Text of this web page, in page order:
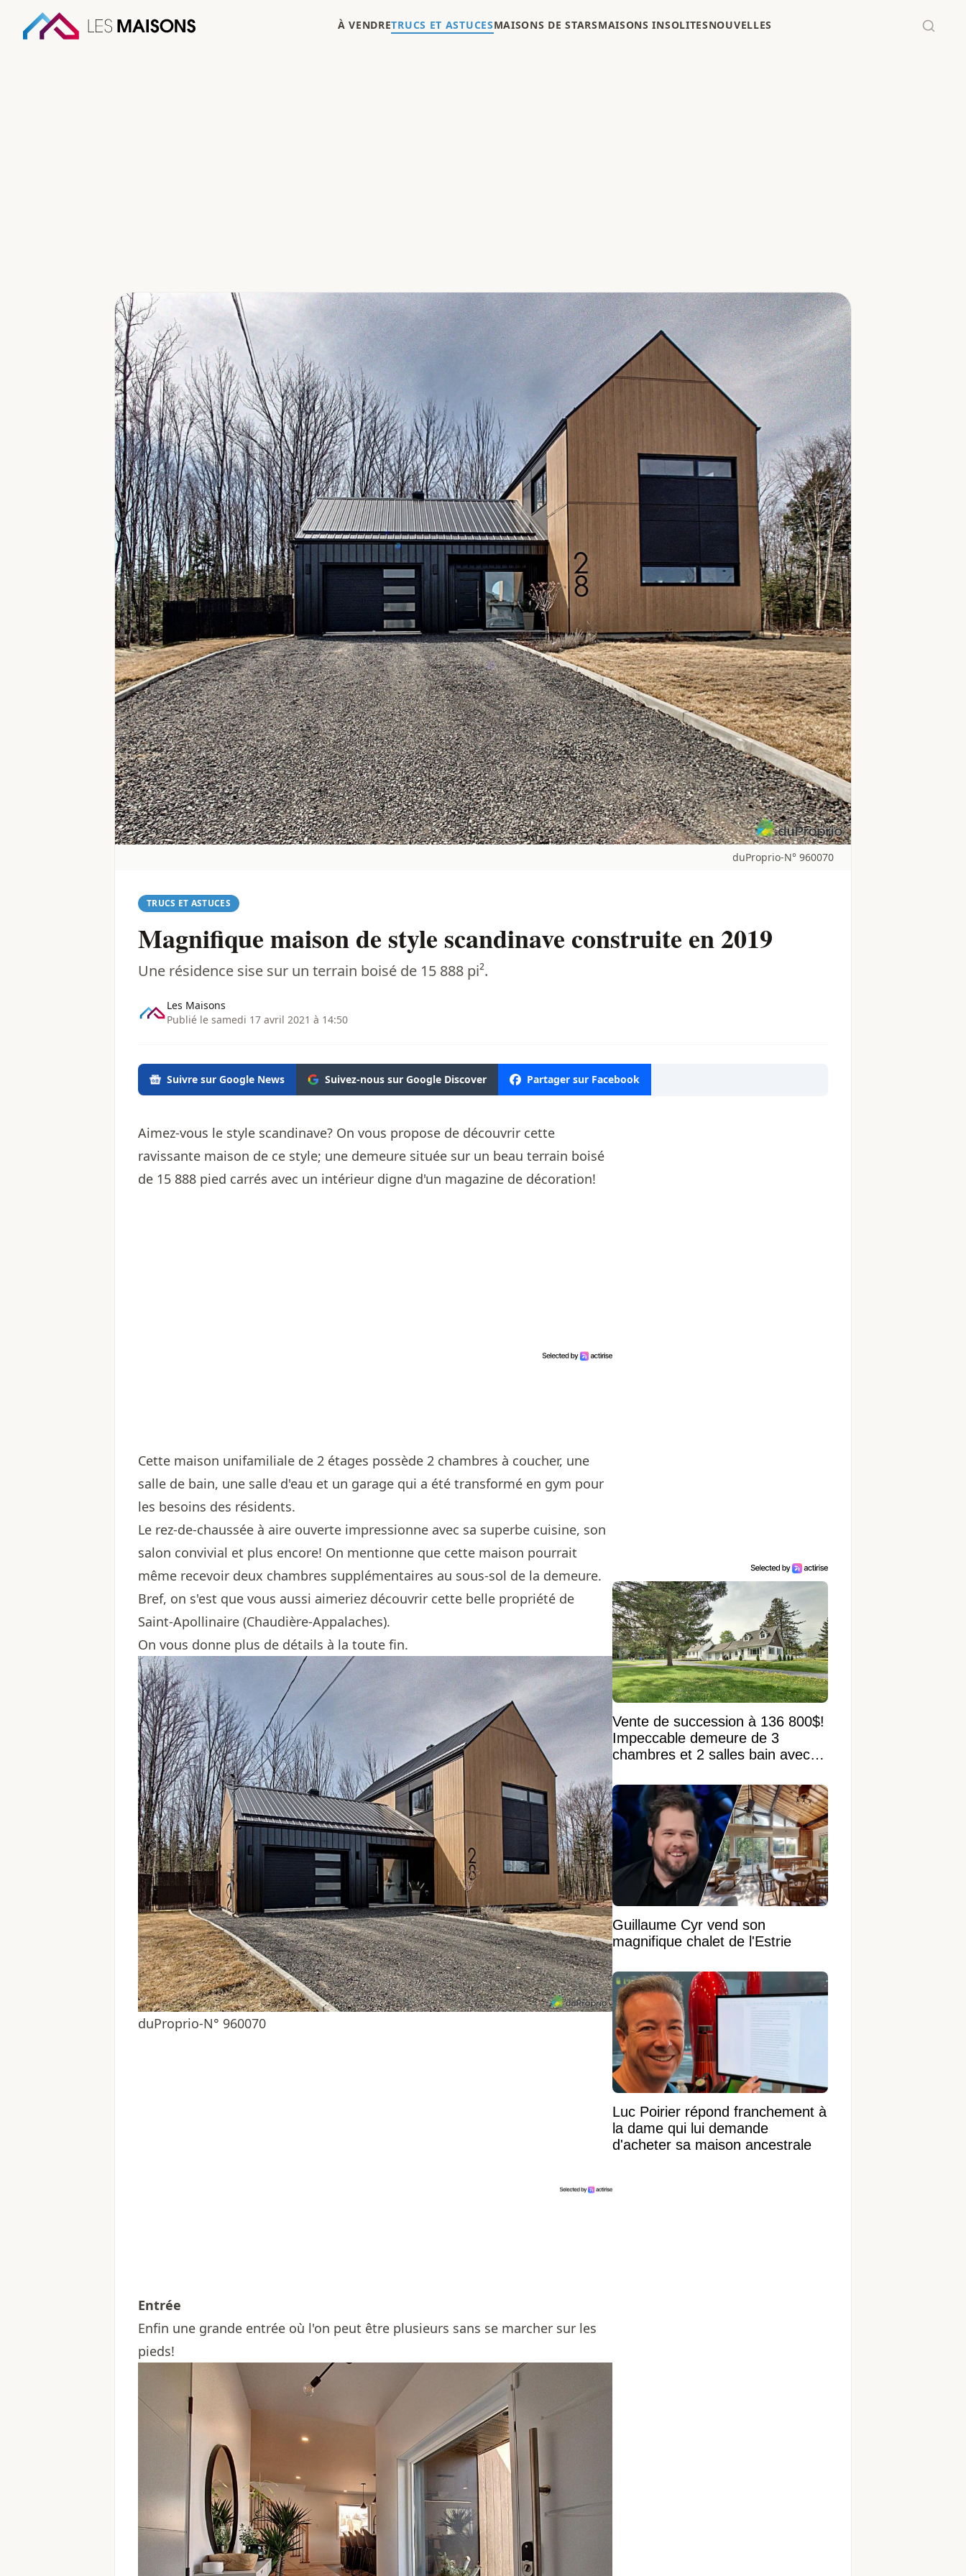
À VENDRETRUCS ET ASTUCESMAISONS DE STARSMAISONS INSOLITESNOUVELLES
duProprio-N° 960070
TRUCS ET ASTUCES
Magnifique maison de style scandinave construite en 2019
Une résidence sise sur un terrain boisé de 15 888 pi².
Les Maisons
Publié le samedi 17 avril 2021 à 14:50
Suivre sur Google News Suivez-nous sur Google Discover Partager sur Facebook
Aimez-vous le style scandinave? On vous propose de découvrir cette
ravissante maison de ce style; une demeure située sur un beau terrain boisé
de 15 888 pied carrés avec un intérieur digne d'un magazine de décoration!
Cette maison unifamiliale de 2 étages possède 2 chambres à coucher, une
salle de bain, une salle d'eau et un garage qui a été transformé en gym pour
les besoins des résidents.
Le rez-de-chaussée à aire ouverte impressionne avec sa superbe cuisine, son
salon convivial et plus encore! On mentionne que cette maison pourrait
même recevoir deux chambres supplémentaires au sous-sol de la demeure.
Bref, on s'est que vous aussi aimeriez découvrir cette belle propriété de
Saint-Apollinaire (Chaudière-Appalaches).
On vous donne plus de détails à la toute fin.
duProprio-N° 960070
Entrée
Enfin une grande entrée où l'on peut être plusieurs sans se marcher sur les
pieds!
Vente de succession à 136 800$!
Impeccable demeure de 3
chambres et 2 salles bain avec
Guillaume Cyr vend son
magnifique chalet de l'Estrie
Luc Poirier répond franchement à
la dame qui lui demande
d'acheter sa maison ancestrale